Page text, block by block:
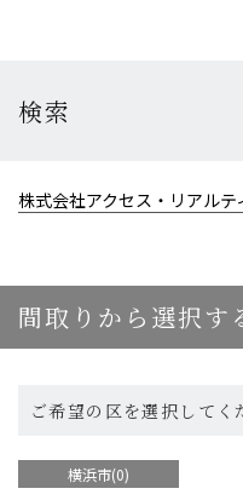
検索
株式会社アクセス・リアルテ
間取りから選択す
ご希望の区を選択してく
横浜市(0)